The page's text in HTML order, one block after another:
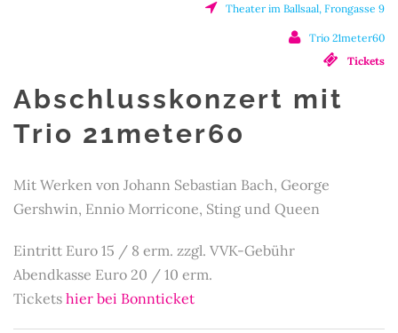
Theater im Ballsaal, Frongasse 9
Trio 21meter60
Tickets
Abschlusskonzert mit
Trio 21meter60
Mit Werken von Johann Sebastian Bach, George
Gershwin, Ennio Morricone, Sting und Queen
Eintritt Euro 15 / 8 erm. zzgl. VVK-Gebühr
Abendkasse Euro 20 / 10 erm.
Tickets hier bei Bonnticket